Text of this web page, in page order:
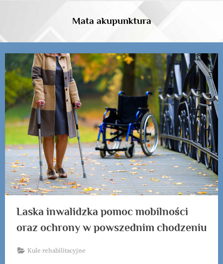
Mata akupunktura
Tag:
Laska
inwalidzka
Laska inwalidzka pomoc mobilności
oraz ochrony w powszednim chodzeniu
Kule rehabilitacyjne